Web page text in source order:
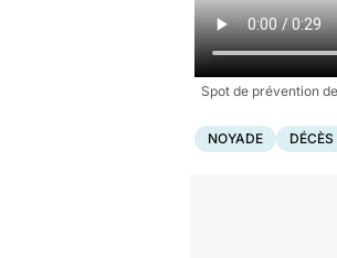
Spot de prévention
NOYADE